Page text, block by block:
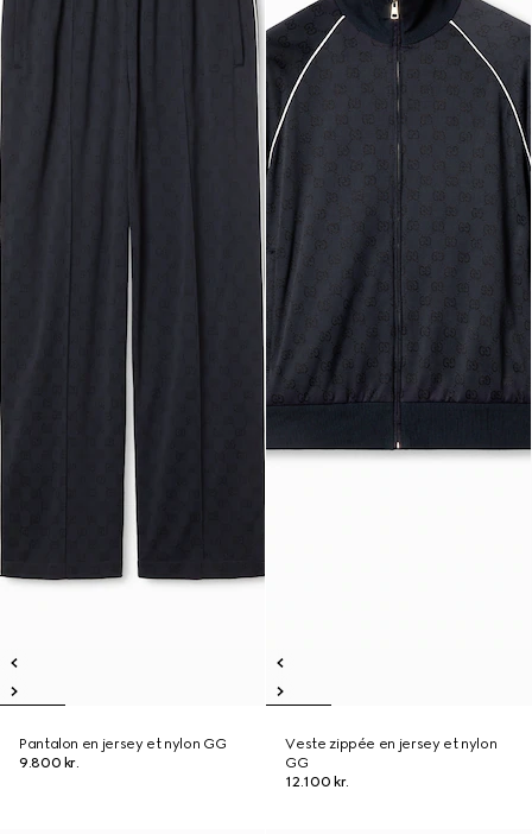
Pantalon en jersey et nylon GG
9.800 kr.
Veste zippée en jersey et nylon
GG
12.100 kr.